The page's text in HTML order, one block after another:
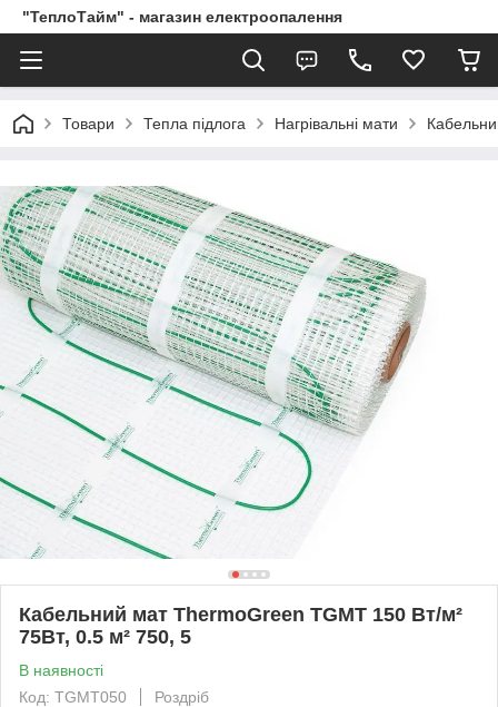
"ТеплоТайм" - магазин електроопалення
Товари Тепла підлога Нагрівальні мати
Кабельний мат ThermoGreen TGMT 150 Вт/м²
75Вт, 0.5 м² 750, 5
В наявності
Код: TGMT050
Роздріб